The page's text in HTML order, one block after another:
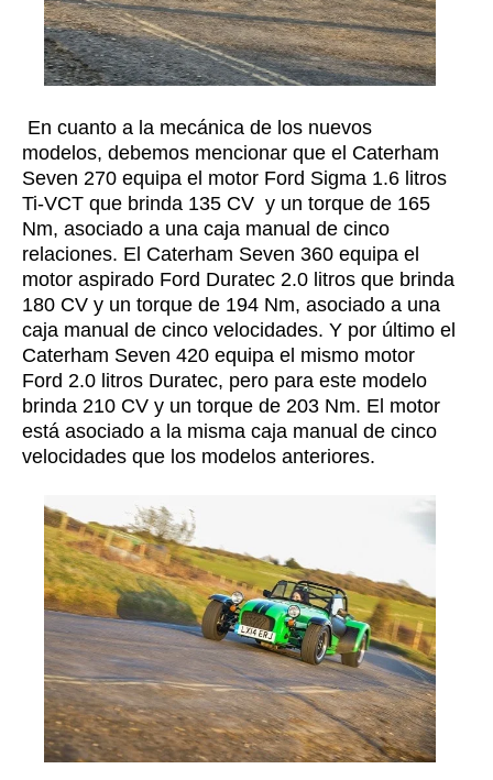
En cuanto a la mecánica de los nuevos
modelos, debemos mencionar que el Caterham
Seven 270 equipa el motor Ford Sigma 1.6 litros
Ti-VCT que brinda 135 CV y un torque de 165
Nm, asociado a una caja manual de cinco
relaciones. El Caterham Seven 360 equipa el
motor aspirado Ford Duratec 2.0 litros que brinda
180 CV y un torque de 194 Nm, asociado a una
caja manual de cinco velocidades. Y por último el
Caterham Seven 420 equipa el mismo motor
Ford 2.0 litros Duratec, pero para este modelo
brinda 210 CV y un torque de 203 Nm. El motor
está asociado a la misma caja manual de cinco
velocidades que los modelos anteriores.